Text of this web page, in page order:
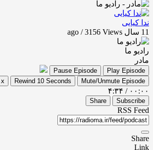
ندا کیایی
11 سال ago / 3156
Views
رادیو ما
مادر
Play Episode
Pause Episode
Mute/Unmute Episode
Rewind 10 Seconds ۱x
۰۰:۰۰ / ۴:۳۴
Subscribe
Share
RSS Feed
Share
Link